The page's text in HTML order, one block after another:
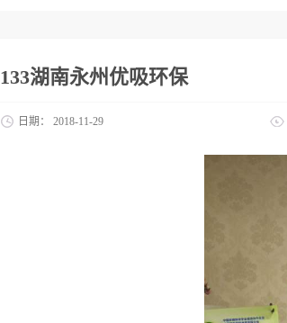
133湖南永州优吸环保
日期： 2018-11-29